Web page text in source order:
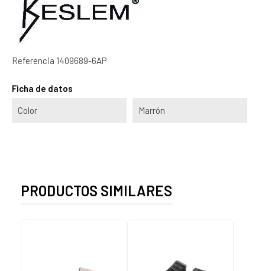
Referencia 1409689-6AP
Ficha de datos
Color Marrón
PRODUCTOS SIMILARES